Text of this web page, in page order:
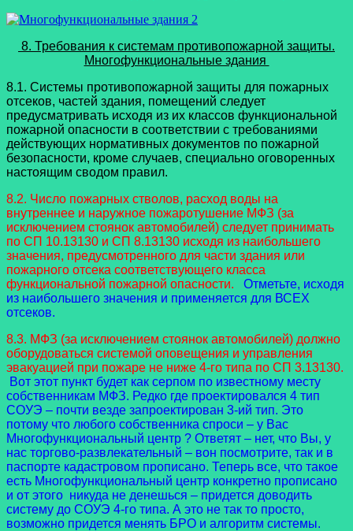
8. Требования к системам противопожарной защиты.
Многофункциональные здания
8.1. Системы противопожарной защиты для пожарных
отсеков, частей здания, помещений следует
предусматривать исходя из их классов функциональной
пожарной опасности в соответствии с требованиями
действующих нормативных документов по пожарной
безопасности, кроме случаев, специально оговоренных
настоящим сводом правил.
8.2. Число пожарных стволов, расход воды на
внутреннее и наружное пожаротушение МФЗ (за
исключением стоянок автомобилей) следует принимать
по СП 10.13130 и СП 8.13130 исходя из наибольшего
значения, предусмотренного для части здания или
пожарного отсека соответствующего класса
функциональной пожарной опасности.
Отметьте, исходя
из наибольшего значения и применяется для ВСЕХ
отсеков.
8.3. МФЗ (за исключением стоянок автомобилей) должно
оборудоваться системой оповещения и управления
эвакуацией при пожаре не ниже 4-го типа по СП 3.13130.
Вот этот пункт будет как серпом по известному месту
собственникам МФЗ. Редко где проектировался 4 тип
СОУЭ – почти везде запроектирован 3-ий тип. Это
потому что любого собственника спроси – у Вас
Многофункциональный центр ? Ответят – нет, что Вы, у
нас торгово-развлекательный – вон посмотрите, так и в
паспорте кадастровом прописано. Теперь все, что такое
есть Многофункциональный центр конкретно прописано
и от этого никуда не денешься – придется доводить
систему до СОУЭ 4-го типа. А это не так то просто,
возможно придется менять БРО и алгоритм системы.